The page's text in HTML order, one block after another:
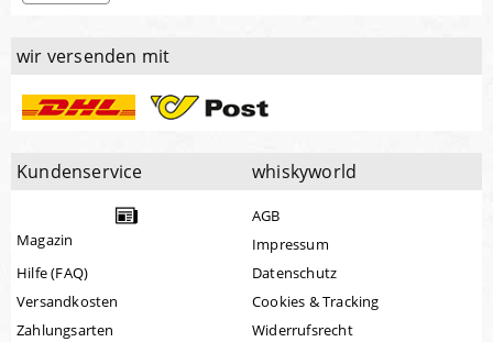
wir versenden mit
Kundenservice
Magazin
Hilfe (FAQ)
Versandkosten
Zahlungsarten
whiskyworld
AGB
Impressum
Datenschutz
Cookies & Tracking
Widerrufsrecht